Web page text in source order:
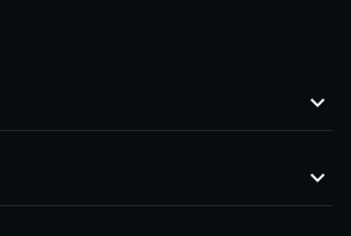

